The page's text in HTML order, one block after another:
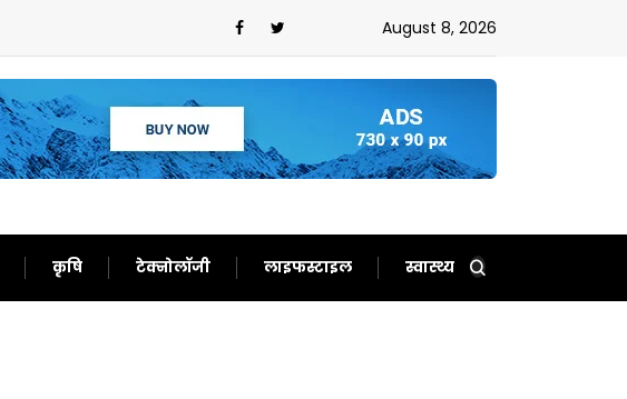
August 8, 2026
कृषि टेक्नोलॉजी लाइफस्टाइल स्वास्थ्य